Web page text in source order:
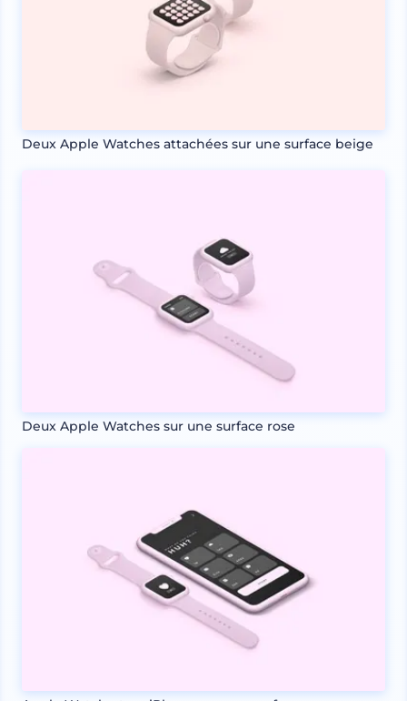
Deux Apple Watches attachées sur une surface beige
Deux Apple Watches sur une surface rose